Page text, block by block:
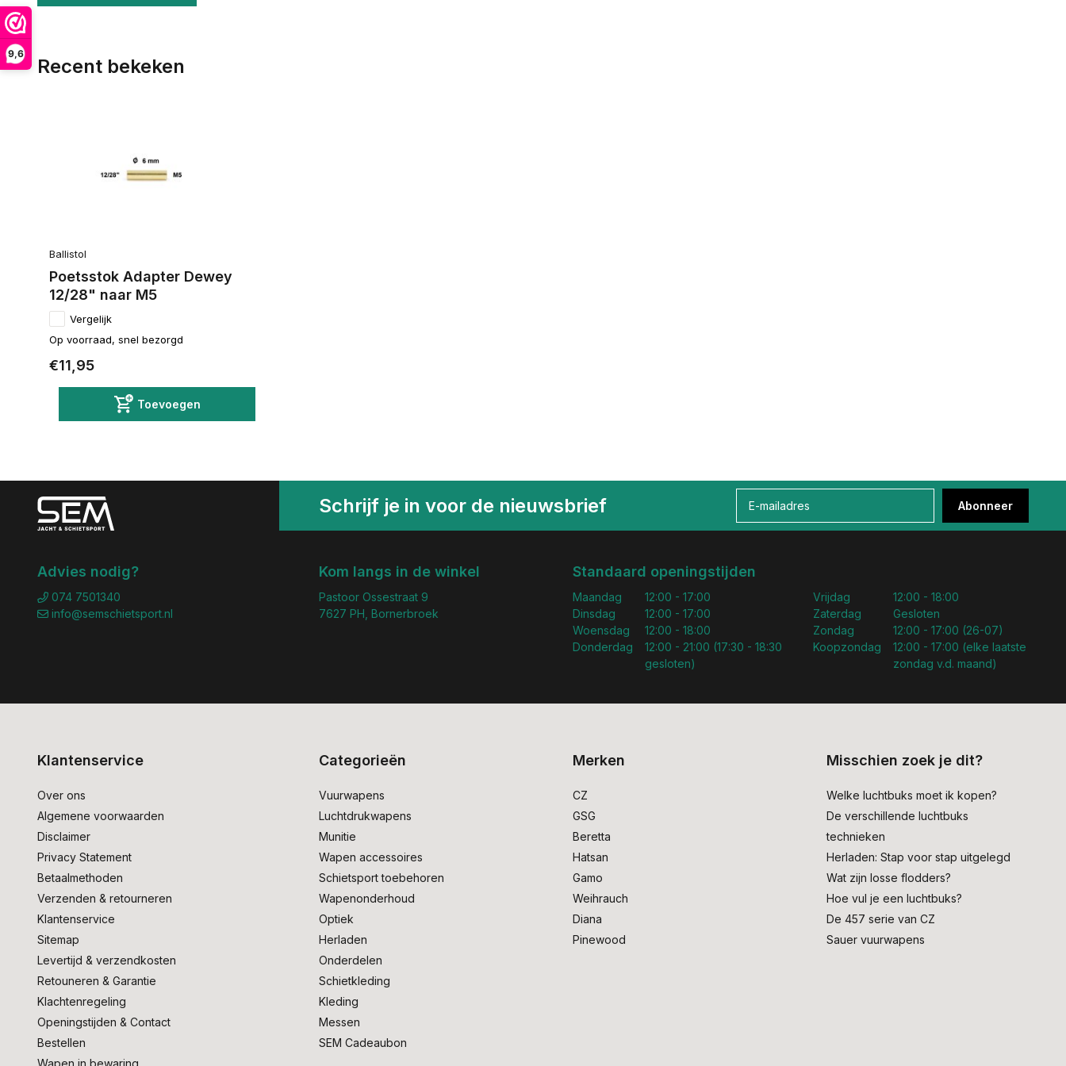
9,6
Recent bekeken
Ballistol
Poetsstok Adapter Dewey
12/28" naar M5
Vergelijk
Op voorraad, snel bezorgd
€11,95
Toevoegen
Schrijf je in voor de nieuwsbrief Abonneer
Advies nodig?
074 7501340
info@semschietsport.nl
Kom langs in de winkel
Pastoor Ossestraat 9
7627 PH, Bornerbroek
Standaard openingstijden
Maandag
Dinsdag
Woensdag
Donderdag
12:00 - 17:00
12:00 - 17:00
12:00 - 18:00
12:00 - 21:00 (17:30 - 18:30
gesloten)
Vrijdag
Zaterdag
Zondag
Koopzondag
12:00 - 18:00
Gesloten
12:00 - 17:00 (26-07)
12:00 - 17:00 (elke laatste
zondag v.d. maand)
Klantenservice
Over ons
Algemene voorwaarden
Disclaimer
Privacy Statement
Betaalmethoden
Verzenden & retourneren
Klantenservice
Sitemap
Levertijd & verzendkosten
Retouneren & Garantie
Klachtenregeling
Openingstijden & Contact
Bestellen
Wapen in bewaring
Categorieën
Vuurwapens
Luchtdrukwapens
Munitie
Wapen accessoires
Schietsport toebehoren
Wapenonderhoud
Optiek
Herladen
Onderdelen
Schietkleding
Kleding
Messen
SEM Cadeaubon
Merken
CZ
GSG
Beretta
Hatsan
Gamo
Weihrauch
Diana
Pinewood
Misschien zoek je dit?
Welke luchtbuks moet ik kopen?
De verschillende luchtbuks
technieken
Herladen: Stap voor stap uitgelegd
Wat zijn losse flodders?
Hoe vul je een luchtbuks?
De 457 serie van CZ
Sauer vuurwapens